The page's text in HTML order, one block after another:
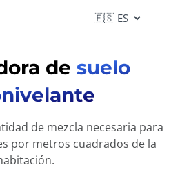
de suelo
de mezcla necesaria para
por metros cuadrados de la